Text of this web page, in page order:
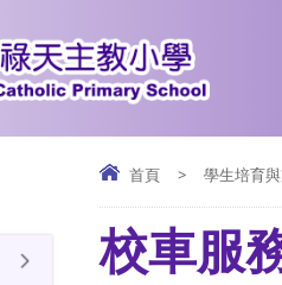
首頁 > 學生培育
校車服